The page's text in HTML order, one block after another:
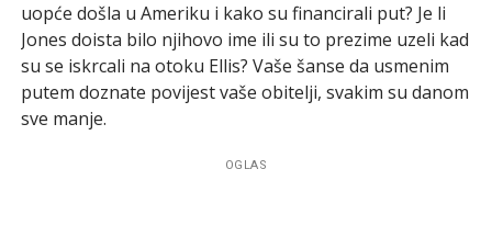
uopće došla u Ameriku i kako su financirali put? Je li
Jones doista bilo njihovo ime ili su to prezime uzeli kad
su se iskrcali na otoku Ellis? Vaše šanse da usmenim
putem doznate povijest vaše obitelji, svakim su danom
sve manje.
OGLAS